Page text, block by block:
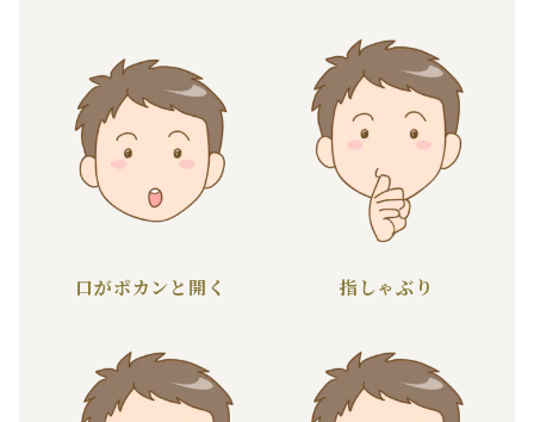
口がポカンと開く 指しゃぶり